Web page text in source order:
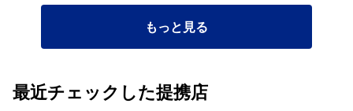
もっと見る
最近チェックした提携店